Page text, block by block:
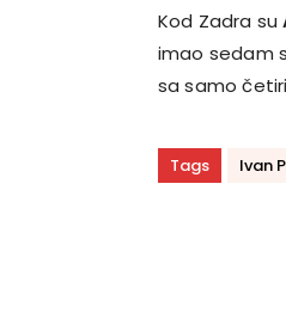
Kod Zadra su
imao sedam
sa samo
Tags Ivan